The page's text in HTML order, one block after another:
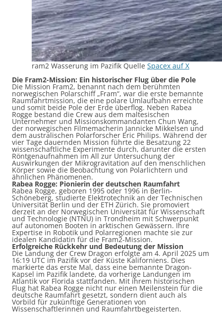
ram2 Wasserung im Pazifik Quelle Spacex auf X
Die Fram2-Mission: Ein historischer Flug über die Pole
Die Mission Fram2, benannt nach dem berühmten
norwegischen Polarschiff „Fram“, war die erste bemannte
Raumfahrtmission, die eine polare Umlaufbahn erreichte
und somit beide Pole der Erde überflog. Neben Rabea
Rogge bestand die Crew aus dem maltesischen
Unternehmer und Missionskommandanten Chun Wang,
der norwegischen Filmemacherin Jannicke Mikkelsen und
dem australischen Polarforscher Eric Philips. Während der
vier Tage dauernden Mission führte die Besatzung 22
wissenschaftliche Experimente durch, darunter die ersten
Röntgenaufnahmen im All zur Untersuchung der
Auswirkungen der Mikrogravitation auf den menschlichen
Körper sowie die Beobachtung von Polarlichtern und
ähnlichen Phänomenen. ​
Rabea Rogge: Pionierin der deutschen Raumfahrt
Rabea Rogge, geboren 1995 oder 1996 in Berlin-
Schöneberg, studierte Elektrotechnik an der Technischen
Universität Berlin und der ETH Zürich. Sie promoviert
derzeit an der Norwegischen Universität für Wissenschaft
und Technologie (NTNU) in Trondheim mit Schwerpunkt
auf autonomen Booten in arktischen Gewässern. Ihre
Expertise in Robotik und Polarregionen machte sie zur
idealen Kandidatin für die Fram2-Mission. ​
Erfolgreiche Rückkehr und Bedeutung der Mission
Die Landung der Crew Dragon erfolgte am 4. April 2025 um
16:19 UTC im Pazifik vor der Küste Kaliforniens. Dies
markierte das erste Mal, dass eine bemannte Dragon-
Kapsel im Pazifik landete, da vorherige Landungen im
Atlantik vor Florida stattfanden. Mit ihrem historischen
Flug hat Rabea Rogge nicht nur einen Meilenstein für die
deutsche Raumfahrt gesetzt, sondern dient auch als
Vorbild für zukünftige Generationen von
Wissenschaftlerinnen und Raumfahrtbegeisterten.